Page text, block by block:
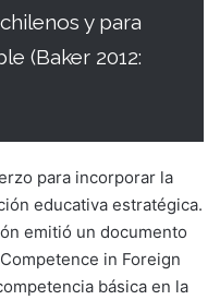
y para
(Baker 2012:
para incorporar la
educativa estratégica.
emitió un documento
in Foreign
básica en la